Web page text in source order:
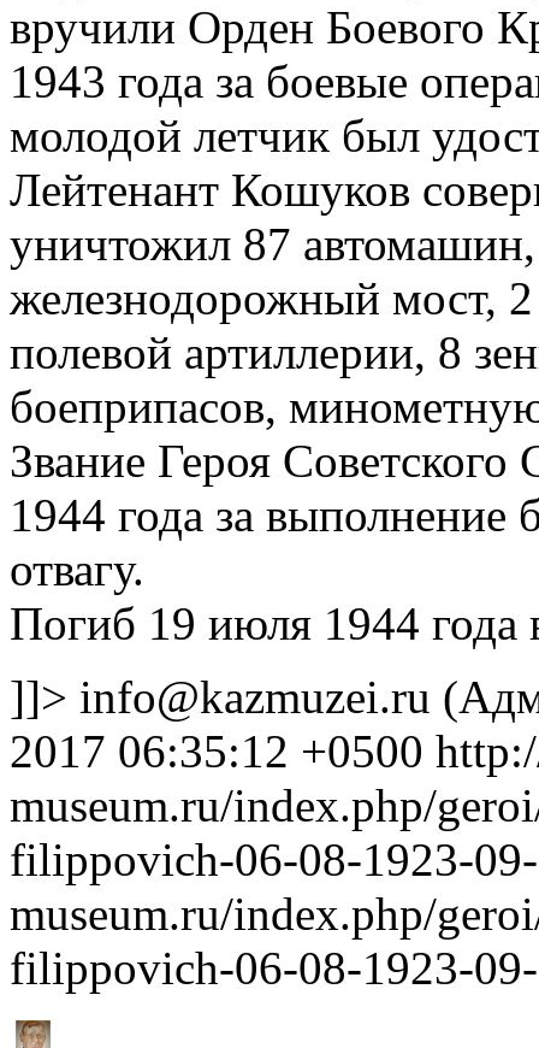
вручили Орден Боевого
1943 года за боевые
молодой летчик был
Лейтенант Кошуков
уничтожил 87
железнодорожный мост,
полевой артиллерии, 8
боеприпасов,
Звание Героя
1944 года за выполнение
отвагу.
Погиб 19 июля 1944 года
]]> info@kazmuzei.ru
2017 06:35:12 +0500
museum.ru/index.php/
filippovich-06-08-1923-
museum.ru/index.php/
filippovich-06-08-1923-